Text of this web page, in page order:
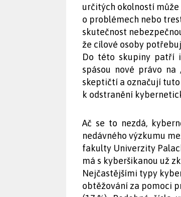
určitých okolností
o problémech nebo
skutečnost
že cílové osoby
Do této skupiny patří
spásou nové právo na
skeptičtí a označují
k odstranění
Ač se to nezdá,
nedávného výzkumu
fakulty Univerzity
má s kyberšikanou už
Nejčastějšími typy
obtěžování za pomoci